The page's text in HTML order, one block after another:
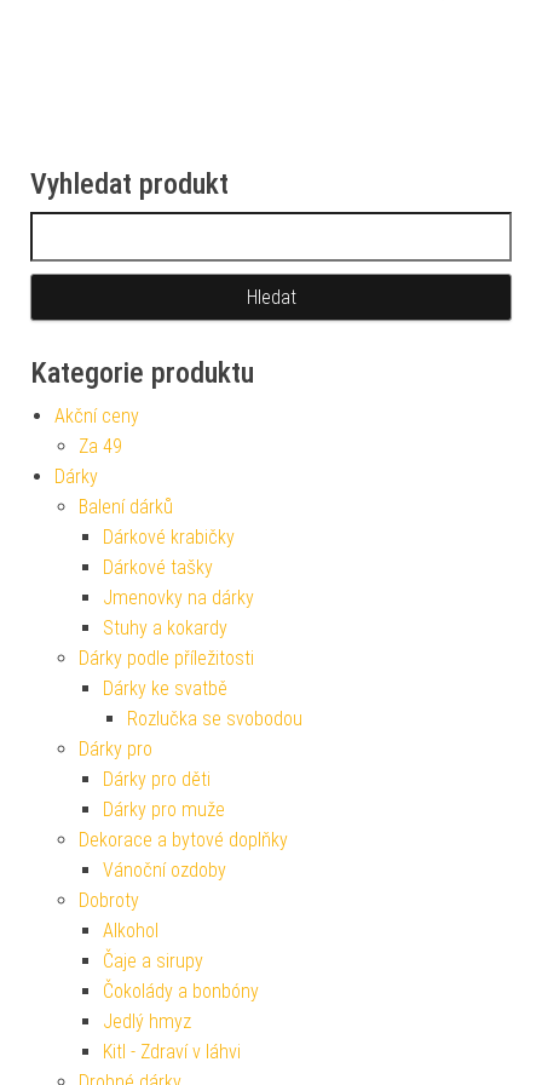
Vyhledat produkt
Kategorie produktu
Akční ceny
Za 49
Dárky
Balení dárků
Dárkové krabičky
Dárkové tašky
Jmenovky na dárky
Stuhy a kokardy
Dárky podle příležitosti
Dárky ke svatbě
Rozlučka se svobodou
Dárky pro
Dárky pro děti
Dárky pro muže
Dekorace a bytové doplňky
Vánoční ozdoby
Dobroty
Alkohol
Čaje a sirupy
Čokolády a bonbóny
Jedlý hmyz
Kitl - Zdraví v láhvi